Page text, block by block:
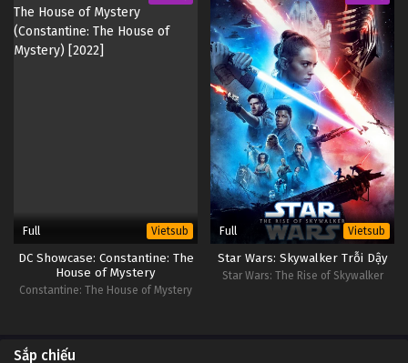
Full Vietsub
DC Showcase: Constantine: The
House of Mystery
Constantine: The House of Mystery
Full Vietsub
Star Wars: Skywalker Trỗi Dậy
Star Wars: The Rise of Skywalker
Sắp chiếu